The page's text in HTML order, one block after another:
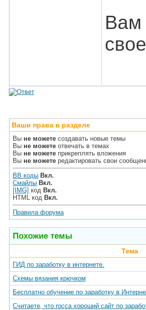
Вам
Ваши права в разделе
Вы не можете создавать новые темы
Вы не можете отвечать в темах
Вы не можете прикреплять вложения
Вы не можете редактировать свои
BB коды Вкл.
Смайлы Вкл.
[IMG] код Вкл.
HTML код Вкл.
Правила форума
Похожие темы
Тема
ГИД по заработку в интернете.
Схемы вязания крючком
Бесплатно обучение по заработку в
Считаете, что rocca хороший сайт по